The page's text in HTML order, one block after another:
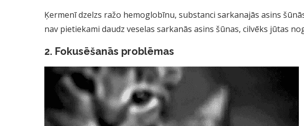
Ķermenī dzelzs ražo hemoglobīnu, substanci sarkanajās asins
nav pietiekami daudz veselas sarkanās asins šūnas, cilvēks jūtas
2. Fokusēšanās problēmas